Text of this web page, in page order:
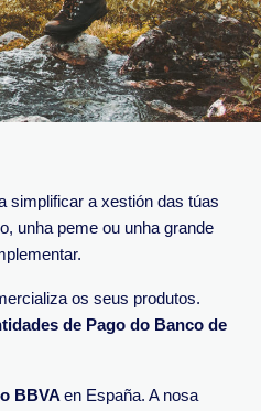
simplificar a xestión das túas
unha peme ou unha grande
os seus produtos.
de Pago do Banco de
BBVA en España. A nosa